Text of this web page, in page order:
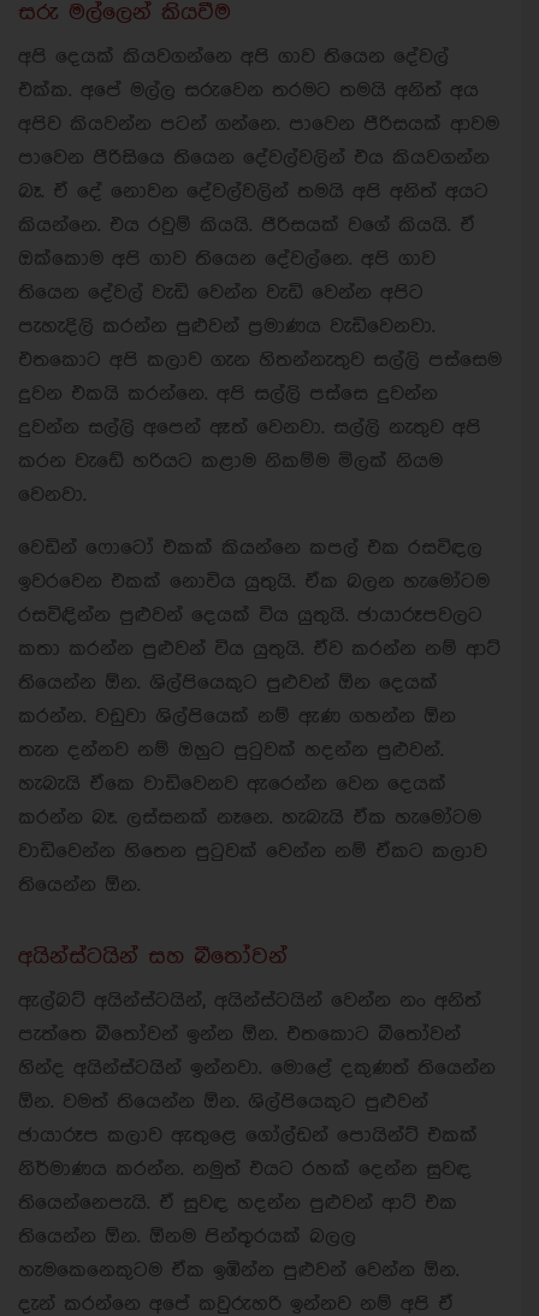
සරු මල්ලෙන් කියවීම
අපි දෙයක් කියවගන්නෙ අපි ගාව තියෙන දේවල්
එක්ක. අපේ මල්ල සරුවෙන තරමට තමයි අනිත් අය
අපිව කියවන්න පටන් ගන්නෙ. පාවෙන පීරිසයක් ආවම
පාවෙන පීරිසියෙ තියෙන දේවල්වලින් එය කියවගන්න
බෑ. ඒ දේ නොවන දේවල්වලින් තමයි අපි අනිත් අයට
කියන්නෙ. එය රවුම් කියයි. පීරිසයක් වගේ කියයි. ඒ
ඔක්කොම අපි ගාව තියෙන දේවල්නෙ. අපි ගාව
තියෙන දේවල් වැඩි වෙන්න වැඩි වෙන්න අපිට
පැහැදිලි කරන්න පුළුවන් ප්‍රමාණය වැඩිවෙනවා.
එතකොට අපි කලාව ගැන හිතන්නැතුව සල්ලි පස්සෙම
දුවන එකයි කරන්නෙ. අපි සල්ලි පස්සෙ දුවන්න
දුවන්න සල්ලි අපෙන් ඈත් වෙනවා. සල්ලි නැතුව අපි
කරන වැඩේ හරියට කළාම නිකම්ම මිලක් නියම
වෙනවා.
වෙඩින් ෆොටෝ එකක් කියන්නෙ කපල් එක රසවිඳල
ඉවරවෙන එකක් නොවිය යුතුයි. ඒක බලන හැමෝටම
රසවිඳින්න පුළුවන් දෙයක් විය යුතුයි. ඡායාරූපවලට
කතා කරන්න පුළුවන් විය යුතුයි. ඒව කරන්න නම් ආට්
තියෙන්න ඕන. ශිල්පියෙකුට පුළුවන් ඕන දෙයක්
කරන්න. වඩුවා ශිල්පියෙක් නම් ඇණ ගහන්න ඕන
තැන දන්නව නම් ඔහුට පුටුවක් හදන්න පුළුවන්.
හැබැයි ඒකෙ වාඩිවෙනව ඇරෙන්න වෙන දෙයක්
කරන්න බෑ. ලස්සනක් නෑනෙ. හැබැයි ඒක හැමෝටම
වාඩිවෙන්න හිතෙන පුටුවක් වෙන්න නම් ඒකට කලාව
තියෙන්න ඕන.
අයින්ස්ටයින් සහ බීතෝවන්
ඇල්බට් අයින්ස්ටයින්, අයින්ස්ටයින් වෙන්න නං අනිත්
පැත්තෙ බීතෝවන් ඉන්න ඕන. එතකොට බීතෝවන්
හින්ද අයින්ස්ටයින් ඉන්නවා. මොළේ දකුණත් තියෙන්න
ඕන. වමත් තියෙන්න ඕන. ශිල්පියෙකුට පුළුවන්
ඡායාරූප කලාව ඇතුළෙ ගෝල්ඩන් පොයින්ට් එකක්
නිර්මාණය කරන්න. නමුත් එයට රහක් දෙන්න සුවඳ
තියෙන්නෙපැයි. ඒ සුවඳ හදන්න පුළුවන් ආට් එක
තියෙන්න ඕන. ඕනම පින්තූරයක් බලල
හැමකෙනෙකුටම ඒක ඉඹින්න පුළුවන් වෙන්න ඕන.
දැන් කරන්නෙ අපේ කවුරුහරි ඉන්නව නම් අපි ඒ